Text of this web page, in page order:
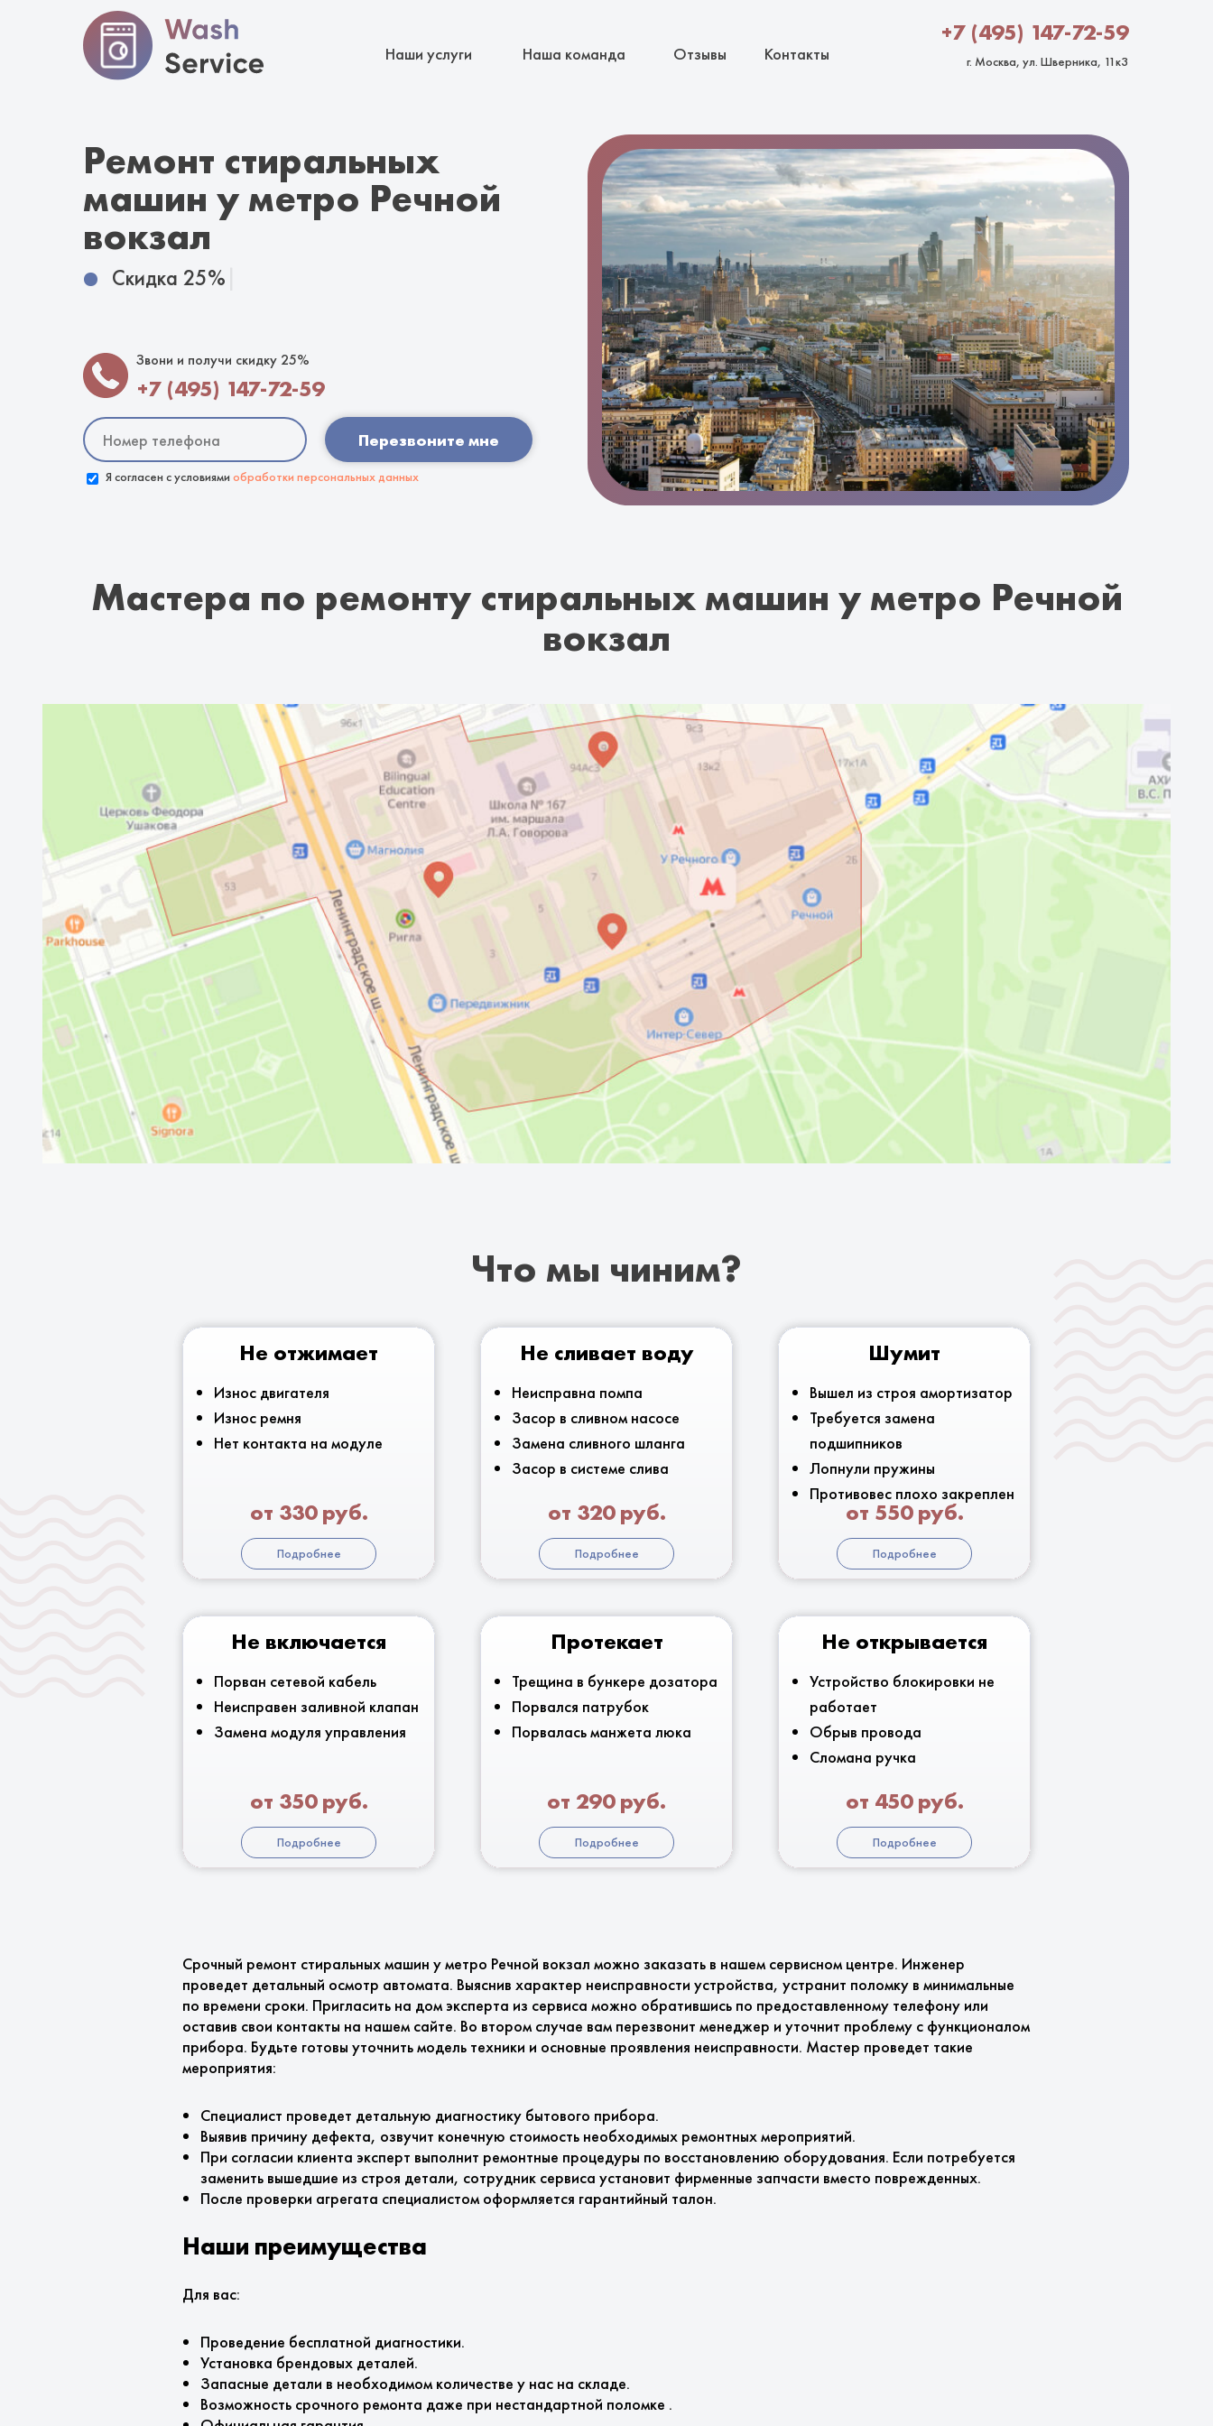
г. Москва, ул. Шверника, 11к3
Контакты
Отзывы
Наша команда
Наши услуги
+7 (495) 147-72-59
Ремонт стиральных
машин у метро Речной
вокзал
Скидка 25%
Перезвоните мне
Я согласен с условиями обработки персональных данных
+7 (495) 147-72-59
Звони и получи скидку 25%
Мастера по ремонту стиральных машин у метро Речной
вокзал
Что мы чиним?
Не отжимает
Износ двигателя
Износ ремня
Нет контакта на модуле
от 330 руб.
Подробнее Подробнее
от 320 руб.
Неисправна помпа
Засор в сливном насосе
Замена сливного шланга
Засор в системе слива
Не сливает воду Шумит
Вышел из строя амортизатор
Требуется замена
подшипников
Лопнули пружины
Противовес плохо закреплен
от 550 руб.
Подробнее
Не включается
Порван сетевой кабель
Неисправен заливной клапан
Замена модуля управления
от 350 руб.
Подробнее
Протекает
Трещина в бункере дозатора
Порвался патрубок
Порвалась манжета люка
от 290 руб.
Подробнее
Не открывается
Устройство блокировки не
работает
Обрыв провода
Сломана ручка
от 450 руб.
Подробнее
Срочный ремонт стиральных машин у метро Речной вокзал можно заказать в нашем сервисном центре. Инженер
проведет детальный осмотр автомата. Выяснив характер неисправности устройства, устранит поломку в минимальные
по времени сроки. Пригласить на дом эксперта из сервиса можно обратившись по предоставленному телефону или
оставив свои контакты на нашем сайте. Во втором случае вам перезвонит менеджер и уточнит проблему с функционалом
прибора. Будьте готовы уточнить модель техники и основные проявления неисправности. Мастер проведет такие
мероприятия:
Специалист проведет детальную диагностику бытового прибора.
Выявив причину дефекта, озвучит конечную стоимость необходимых ремонтных мероприятий.
При согласии клиента эксперт выполнит ремонтные процедуры по восстановлению оборудования. Если потребуется
заменить вышедшие из строя детали, сотрудник сервиса установит фирменные запчасти вместо поврежденных.
После проверки агрегата специалистом оформляется гарантийный талон.
Наши преимущества
Для вас:
Проведение бесплатной диагностики.
Установка брендовых деталей.
Запасные детали в необходимом количестве у нас на складе.
Возможность срочного ремонта даже при нестандартной поломке .